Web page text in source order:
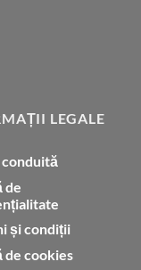
LEGALE
conduită
de
și condiții
de cookies